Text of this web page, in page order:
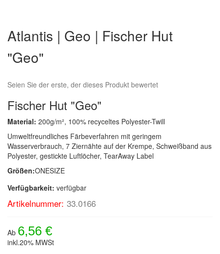
der
Bildergalerie
springen
Atlantis | Geo | Fischer Hut
"Geo"
Seien Sie der erste, der dieses Produkt bewertet
Fischer Hut "Geo"
Material: 200g/m², 100% recyceltes Polyester-Twill
Umweltfreundliches Färbeverfahren mit geringem
Wasserverbrauch, 7 Ziernähte auf der Krempe, Schweißband aus
Polyester, gestickte Luftlöcher, TearAway Label
Größen:ONESIZE
Verfügbarkeit: verfügbar
Artikelnummer: 33.0166
Ab 6,56 €
inkl.20% MWSt